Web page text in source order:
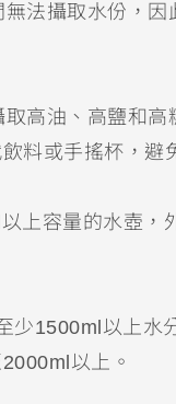
無法攝取水份，
取高油、高鹽和
料或手搖杯，避
上容量的水壺，
少1500ml以上水
以上。